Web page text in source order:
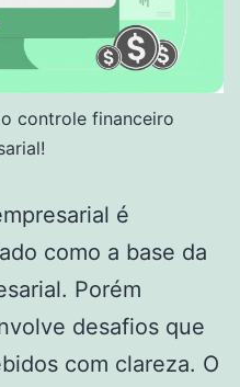
controle financeiro
é
como a base da
Porém
desafios que
com clareza. O